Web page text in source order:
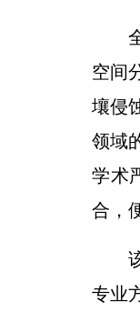
空间
壤侵
领域
学术
合，
专业